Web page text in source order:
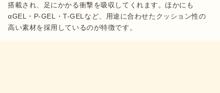
搭載され、足にかかる衝撃を吸収してくれます。ほかにも
αGEL・P-GEL・T-GELなど、用途に合わせたクッション性の
高い素材を採用しているのが特徴です。